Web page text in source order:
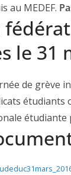
au MEDEF.
le 31
de grève
étudiants
étudiante